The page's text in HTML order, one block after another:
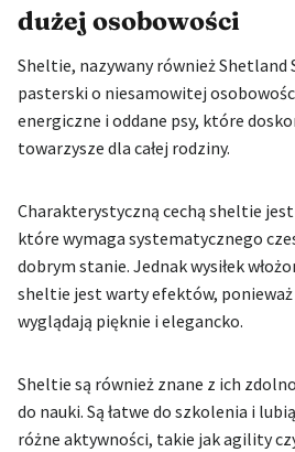
dużej osobowości
Sheltie, nazywany również Shetland
pasterski o niesamowitej
energiczne i oddane psy, które
towarzysze dla całej rodziny.
Charakterystyczną cechą sheltie
które wymaga systematycznego
dobrym stanie. Jednak wysiłek
sheltie jest warty efektów, ponieważ
wyglądają pięknie i elegancko.
Sheltie są również znane z ich
do nauki. Są łatwe do szkolenia i
różne aktywności, takie jak agility